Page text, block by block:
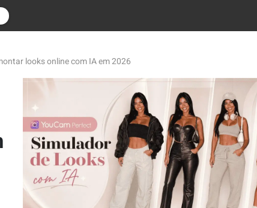
looks online com IA em 2026